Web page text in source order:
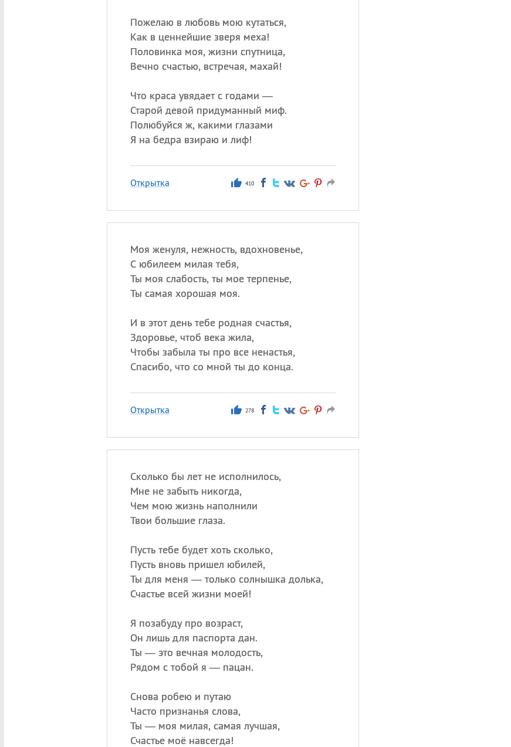
Пожелаю в любовь мою кутаться,
Как в ценнейшие зверя меха!
Половинка моя, жизни спутница,
Вечно счастью, встречая, махай!
Что краса увядает с годами —
Старой девой придуманный миф.
Полюбуйся ж, какими глазами
Я на бедра взираю и лиф!
Открытка 410
Моя женуля, нежность, вдохновенье,
С юбилеем милая тебя,
Ты моя слабость, ты мое терпенье,
Ты самая хорошая моя.
И в этот день тебе родная счастья,
Здоровье, чтоб века жила,
Чтобы забыла ты про все ненастья,
Спасибо, что со мной ты до конца.
Открытка 278
Сколько бы лет не исполнилось,
Мне не забыть никогда,
Чем мою жизнь наполнили
Твои большие глаза.
Пусть тебе будет хоть сколько,
Пусть вновь пришел юбилей,
Ты для меня — только солнышка долька,
Счастье всей жизни моей!
Я позабуду про возраст,
Он лишь для паспорта дан.
Ты — это вечная молодость,
Рядом с тобой я — пацан.
Снова робею и путаю
Часто признанья слова,
Ты — моя милая, самая лучшая,
Счастье моё навсегда!